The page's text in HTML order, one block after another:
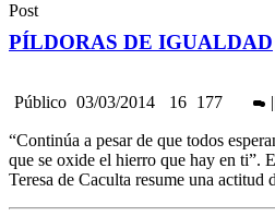
Post
PÍLDORAS DE IGUALDAD
Público 03/03/2014 16 177 |
“Continúa a pesar de que todos
que se oxide el hierro que hay en ti”.
Teresa de Caculta resume una actitud